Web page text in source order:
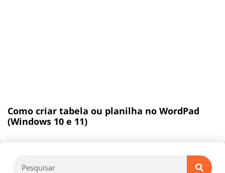
Como criar tabela ou planilha no WordPad
(Windows 10 e 11)